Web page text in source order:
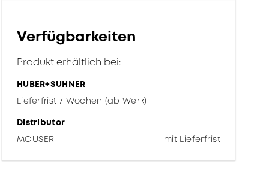
Verfügbarkeiten
Produkt erhältlich bei:
HUBER+SUHNER
Lieferfrist 7 Wochen (ab Werk)
Distributor
MOUSER
mit Lieferfrist